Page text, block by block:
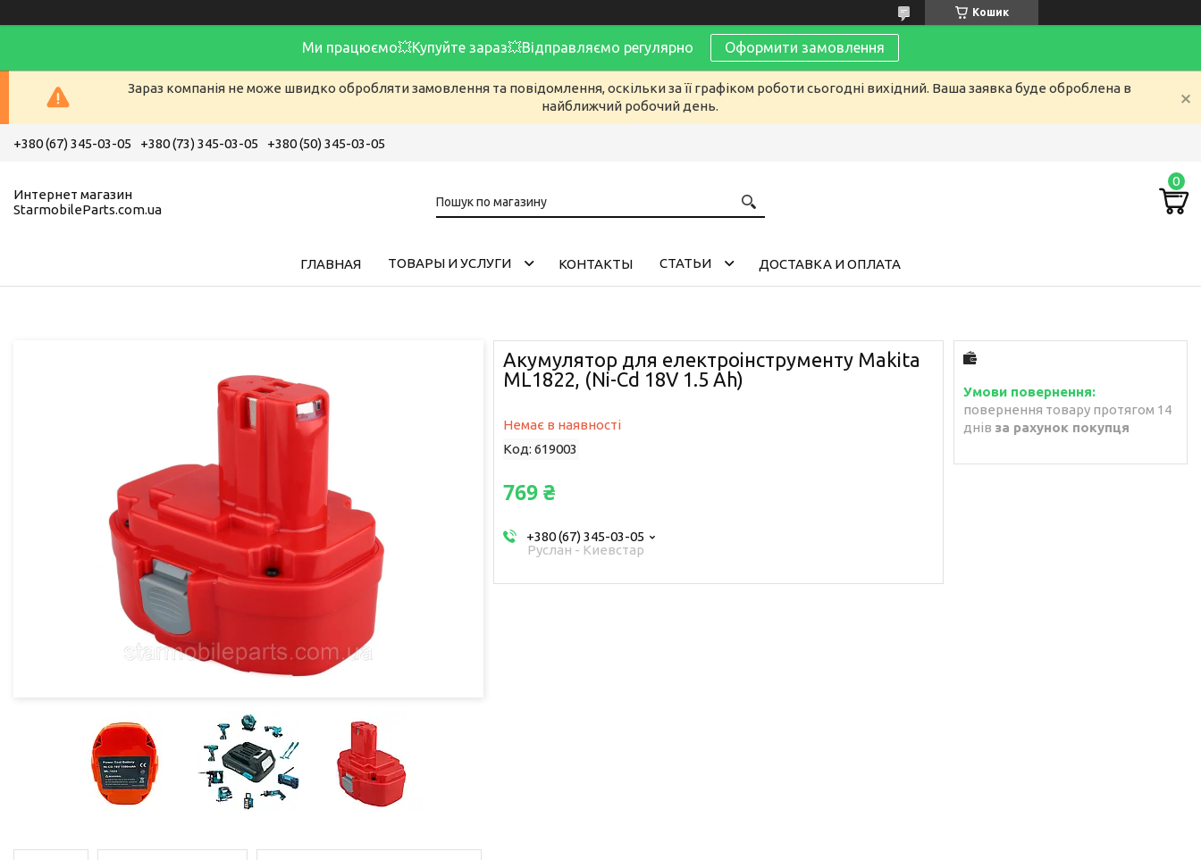
Кошик
Ми працюємо💥Купуйте зараз💥Відправляємо регулярно Оформити замовлення
Зараз компанія не може швидко обробляти замовлення та повідомлення, оскільки за її графіком роботи сьогодні вихідний. Ваша заявка буде оброблена в
найближчий робочий день.
+380 (67) 345-03-05 +380 (73) 345-03-05 +380 (50) 345-03-05
Интернет магазин
StarmobileParts.com.ua
ГЛАВНАЯ ТОВАРЫ И УСЛУГИ КОНТАКТЫ CТАТЬИ ДОСТАВКА И ОПЛАТА
Акумулятор для електроінструменту Makita
ML1822, (Ni-Cd 18V 1.5 Ah)
Немає в наявності
Код: 619003
769 ₴
+380 (67) 345-03-05
Руслан - Киевстар
повернення товару протягом 14
днів за рахунок покупця